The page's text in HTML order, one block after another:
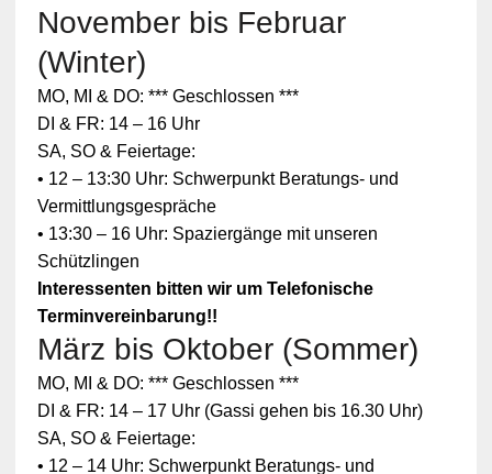
November bis Februar
(Winter)
MO, MI & DO: *** Geschlossen ***
DI & FR: 14 – 16 Uhr
SA, SO & Feiertage:
• 12 – 13:30 Uhr: Schwerpunkt Beratungs- und
Vermittlungsgespräche
• 13:30 – 16 Uhr: Spaziergänge mit unseren
Schützlingen
Interessenten bitten wir um Telefonische
Terminvereinbarung!!
März bis Oktober (Sommer)
MO, MI & DO: *** Geschlossen ***
DI & FR: 14 – 17 Uhr (Gassi gehen bis 16.30 Uhr)
SA, SO & Feiertage:
• 12 – 14 Uhr: Schwerpunkt Beratungs- und
Zum
Schutz
Ihrer
persönlic
hen
Daten ist